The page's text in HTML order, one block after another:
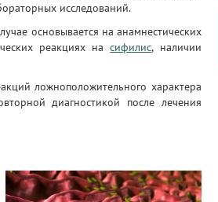
исследований.
основывается на анамнестических
реакциях насифилис, наличии
ложноположительного характера
диагностикой после лечения